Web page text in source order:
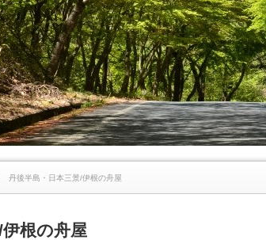
丹後半島・日本三景/伊根の舟屋
根の舟屋